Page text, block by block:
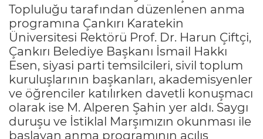
Topluluğu tarafından düzenlenen anma
programına Çankırı Karatekin
Üniversitesi Rektörü Prof. Dr. Harun Çiftçi,
Çankırı Belediye Başkanı İsmail Hakkı
Esen, siyasi parti temsilcileri, sivil toplum
kuruluşlarının başkanları, akademisyenler
ve öğrenciler katılırken davetli konuşmacı
olarak ise M. Alperen Şahin yer aldı. Saygı
duruşu ve İstiklal Marşımızın okunması ile
başlayan anma programının açılış